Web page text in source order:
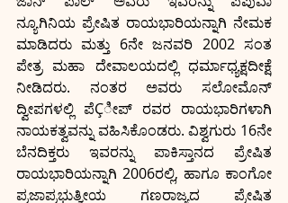
ನ್ಯೂಗಿನಿಯ ಪ್ರೇಷಿತ ರಾಯಭಾರಿಯನ್ನಾಗಿ ನೇಮಕ
ಮಾಡಿದರು ಮತ್ತು 6ನೇ ಜನವರಿ 2002 ಸಂತ
ಪೇತ್ರ ಮಹಾ ದೇವಾಲಯದಲ್ಲಿ ಧರ್ಮಾಧ್ಯಕ್ಷದೀಕ್ಷೆ
ನೀಡಿದರು. ನಂತರ ಅವರು ಸಲೋಮೊನ್
ದ್ವೀಪಗಳಲ್ಲಿ ಪೆÇೀಪ್ ರವರ ರಾಯಭಾರಿಗಳಾಗಿ
ನಾಯಕತ್ವವನ್ನು ವಹಿಸಿಕೊಂಡರು. ವಿಶ್ವಗುರು 16ನೇ
ಬೆನದಿಕ್ತರು ಇವರನ್ನು ಪಾಕಿಸ್ತಾನದ ಪ್ರೇಷಿತ
ರಾಯಭಾರಿಯನ್ನಾಗಿ 2006ರಲ್ಲಿ, ಹಾಗೂ ಕಾಂಗೋ
ಪ್ರಜಾಪ್ರಭುತ್ವೀಯ ಗಣರಾಜ್ಯದ ಪ್ರೇಷಿತ